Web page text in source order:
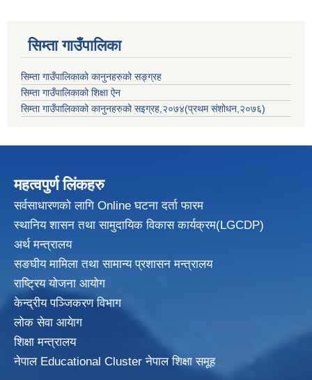
सिम्ता गाउँपालिका
सिम्ता गाउँपालिकाको कानुनहरुको सङ्ग्रह
सिम्ता गाउँपालिकाको शिक्षा ऐन
सिम्ता गाउँपालिकाको कानुनहरुको सइग्रह,२०७४(प्रथम संशोधन,२०७६)
महत्वपुर्ण लिंकहरु
सर्वसाधारणको लागि Online घटना दर्ता फारम
स्थानिय शासन तथा सामुदायिक विकासकार्यक्रम(LGCDP)
अर्थ मन्त्रालय
सङघीय मामिला तथा सामान्य प्रशासन मन्त्रालय
राष्ट्रिय योजना आयोग
केन्द्रीय पञ्जिकरण विभाग
लोक सेवा आयेाग
शिक्षा मन्त्रालय
नेपाल Educational Cluster नेपाल शिक्षा समूह